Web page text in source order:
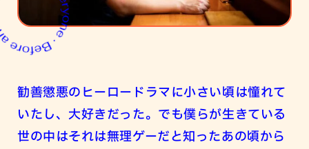
勧善懲悪のヒーロードラマに小さい頃は憧れて
いたし、大好きだった。でも僕らが生きている
世の中はそれは無理ゲーだと知ったあの頃から